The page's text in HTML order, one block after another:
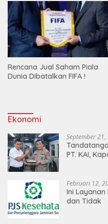
Rencana Jual Saham Piala
Dunia Dibatalkan FIFA !
Ekonomi
September
PT. KAI,
Februari 12,
Ini Layanan
dan Tidak